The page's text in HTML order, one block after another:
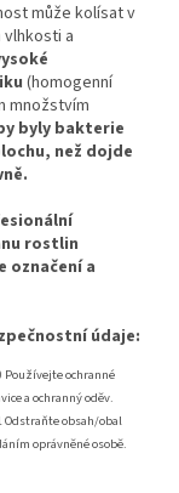
může kolísat v
a
(homogenní
množstvím
byly bakterie
než dojde
rostlin
označení a
údaje:
Používejte ochranné
a ochranný oděv.
Odstraňte obsah/obal
oprávněné osobě.